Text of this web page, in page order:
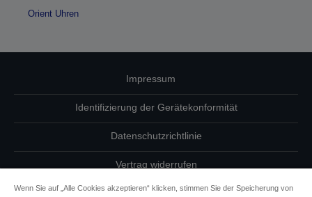
Orient Uhren
Impressum
Identifizierung der Gerätekonformität
Datenschutzrichtlinie
Vertrag widerrufen
Einhaltung der EU-Datenverordnung
Wenn Sie auf „Alle Cookies akzeptieren“ klicken, stimmen Sie der Speicherung von